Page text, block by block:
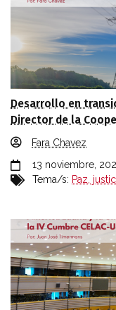
Desarrollo en
Director de la
Fara Chavez
13 noviembre,
Tema/s: Paz,